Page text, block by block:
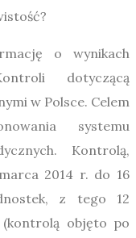
o wynikach
dotyczącą
w Polsce. Celem
systemu
Kontrolą,
2014 r. do 16
z tego 12
objęto po